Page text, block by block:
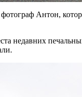
Антон,
недавних